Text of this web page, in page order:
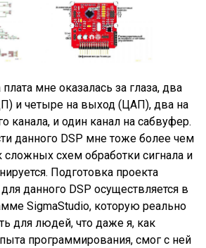
мне оказалась за глаза, два
и четыре на выход (ЦАП), два на
канала, и один канал на сабвуфер.
данного DSP мне тоже более чем
сложных схем обработки сигнала и
Подготовка проекта
данного DSP осуществляется в
SigmaStudio, которую реально
для людей, что даже я, как
программирования, смог с ней